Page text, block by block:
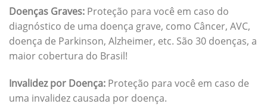
Doenças Graves: Proteção para você em caso do
diagnóstico de uma doença grave, como Câncer, AVC,
doença de Parkinson, Alzheimer, etc. São 30 doenças, a
maior cobertura do Brasil!
Invalidez por Doença: Proteção para você em caso de
uma invalidez causada por doença.